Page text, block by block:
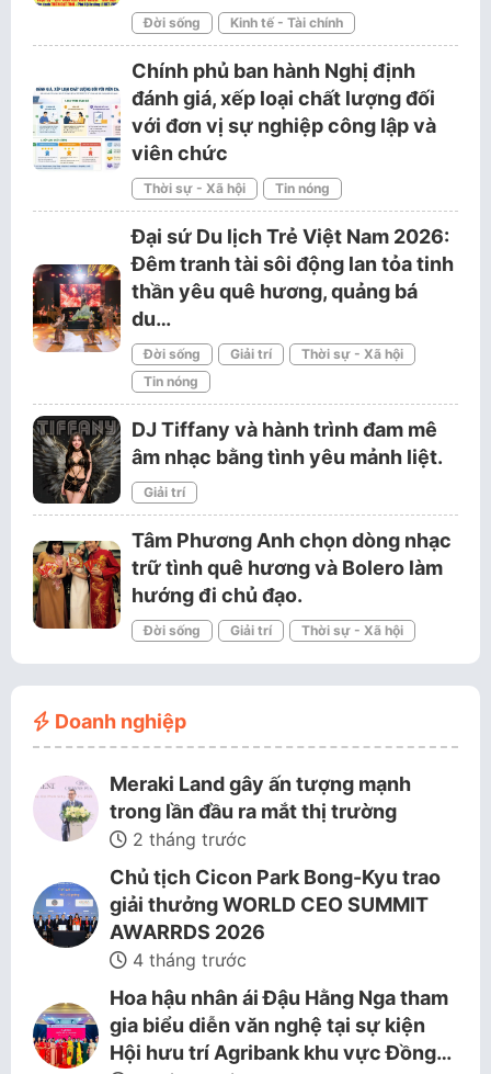
Đời sống Kinh tế - Tài chính
Chính phủ ban hành Nghị định
đánh giá, xếp loại chất lượng đối
với đơn vị sự nghiệp công lập và
viên chức
Thời sự - Xã hội Tin nóng
Đại sứ Du lịch Trẻ Việt Nam 2026:
Đêm tranh tài sôi động lan tỏa tinh
thần yêu quê hương, quảng bá
du…
Đời sống Giải trí
Thời sự - Xã hội
Tin nóng
DJ Tiffany và hành trình đam mê
âm nhạc bằng tình yêu mảnh liệt.
Giải trí
Tâm Phương Anh chọn dòng nhạc
trữ tình quê hương và Bolero làm
hướng đi chủ đạo.
Đời sống Giải trí Thời sự - Xã hội
Doanh nghiệp
Meraki Land gây ấn tượng mạnh
trong lần đầu ra mắt thị trường
2 tháng trước
Chủ tịch Cicon Park Bong-Kyu trao
giải thưởng WORLD CEO SUMMIT
AWARRDS 2026
4 tháng trước
Hoa hậu nhân ái Đậu Hằng Nga tham
gia biểu diễn văn nghệ tại sự kiện
Hội hưu trí Agribank khu vực Đồng…